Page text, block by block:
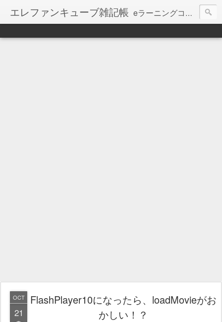
エレファンキューブ雑記帳 eラーニングコンテンツ制作会社エレファンキューブのブログ。
【お知らせ】本ブログの更新は、停止しています。
OCT
21
FlashPlayer10になったら、loadMovieがお
かしい！？